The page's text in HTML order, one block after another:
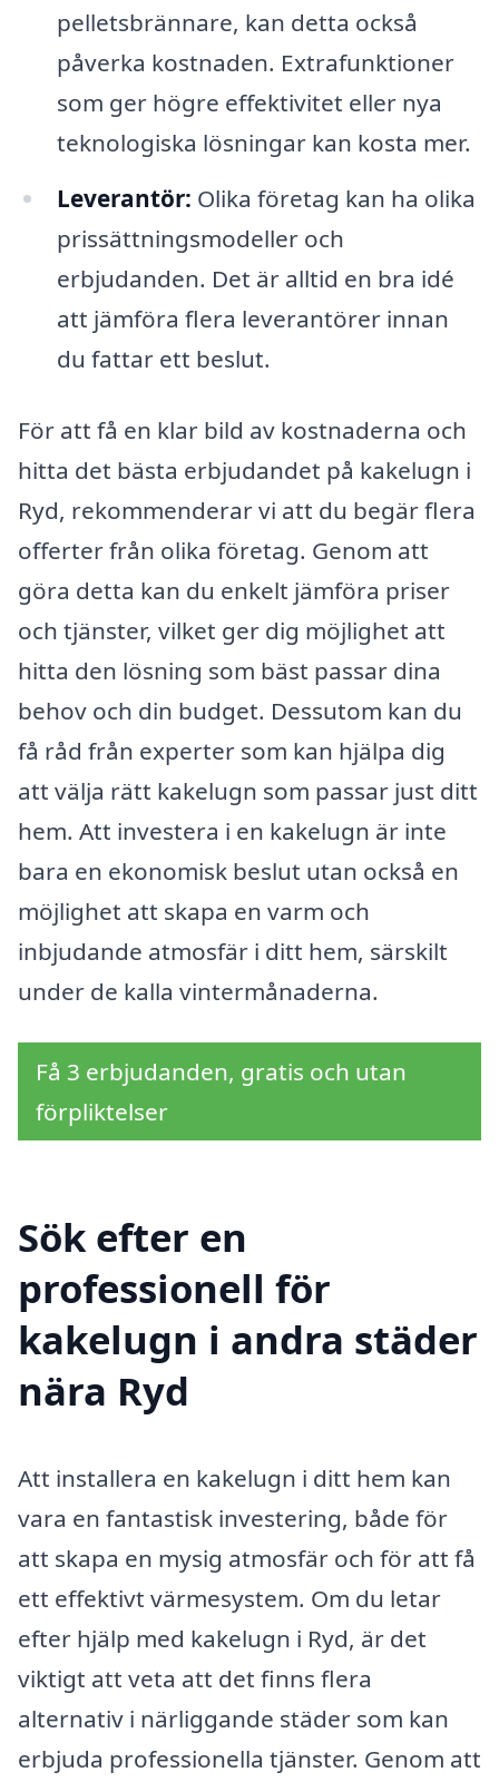
pelletsbrännare, kan detta också
påverka kostnaden. Extrafunktioner
som ger högre effektivitet eller nya
teknologiska lösningar kan kosta mer.
Leverantör: Olika företag kan ha olika
prissättningsmodeller och
erbjudanden. Det är alltid en bra idé
att jämföra flera leverantörer innan
du fattar ett beslut.
För att få en klar bild av kostnaderna och
hitta det bästa erbjudandet på kakelugn i
Ryd, rekommenderar vi att du begär flera
offerter från olika företag. Genom att
göra detta kan du enkelt jämföra priser
och tjänster, vilket ger dig möjlighet att
hitta den lösning som bäst passar dina
behov och din budget. Dessutom kan du
få råd från experter som kan hjälpa dig
att välja rätt kakelugn som passar just ditt
hem. Att investera i en kakelugn är inte
bara en ekonomisk beslut utan också en
möjlighet att skapa en varm och
inbjudande atmosfär i ditt hem, särskilt
under de kalla vintermånaderna.
Få 3 erbjudanden, gratis och utan
förpliktelser
Sök efter en
professionell för
kakelugn i andra städer
nära Ryd
Att installera en kakelugn i ditt hem kan
vara en fantastisk investering, både för
att skapa en mysig atmosfär och för att få
ett effektivt värmesystem. Om du letar
efter hjälp med kakelugn i Ryd, är det
viktigt att veta att det finns flera
alternativ i närliggande städer som kan
erbjuda professionella tjänster. Genom att